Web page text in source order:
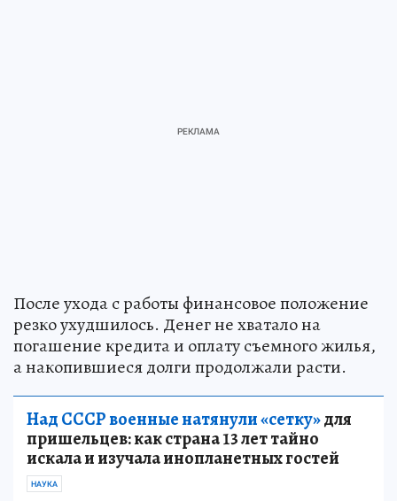
После ухода с работы финансовое положение
резко ухудшилось. Денег не хватало на
погашение кредита и оплату съемного жилья,
а накопившиеся долги продолжали расти.
Над СССР военные натянули «сетку»для
пришельцев: как страна 13 лет тайно
искала и изучала инопланетных гостей
НАУКА